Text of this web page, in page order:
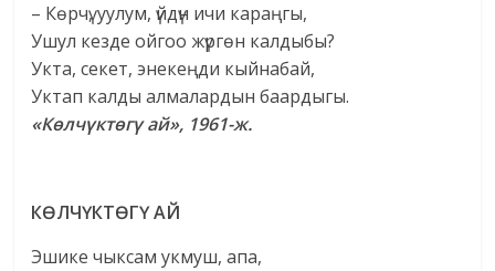
– Көрчү, уулум, үйдүн ичи караңгы,
Ушул кезде ойгоо жүргөн калдыбы?
Укта, секет, энекеңди кыйнабай,
Уктап калды алмалардын баардыгы.
«Көлчүктөгү ай», 1961-ж.
КӨЛЧҮКТӨГҮ АЙ
Эшике чыксам укмуш, апа,